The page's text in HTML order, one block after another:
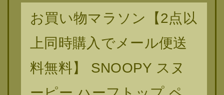
お買い物マラソン【2点以
上同時購入でメール便送
料無料】 SNOOPY スヌ